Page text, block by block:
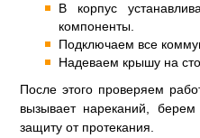
В корпус
компоненты.
Подключаем все
Надеваем крышу на
После этого проверяем
вызывает нареканий,
защиту от протекания.